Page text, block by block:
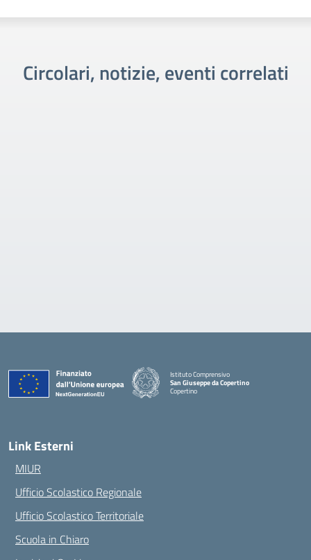
Circolari, notizie, eventi correlati
Istituto Comprensivo
San Giuseppe da Copertino
Copertino
— Visita la pagina iniziale della scuola
Link Esterni
MIUR
Ufficio Scolastico Regionale
Ufficio Scolastico Territoriale
Scuola in Chiaro